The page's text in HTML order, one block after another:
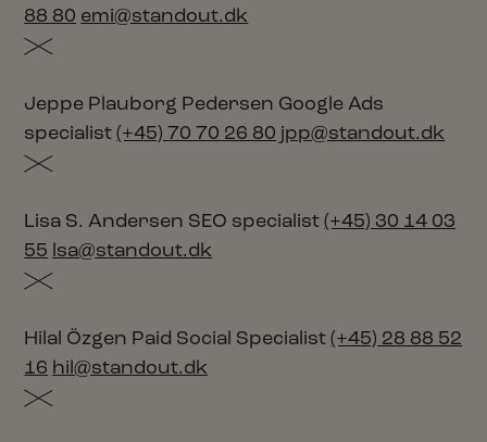
88 80 emi@standout.dk
Jeppe Plauborg Pedersen Google Ads
specialist(+45) 70 70 26 80 jpp@standout.dk
Lisa S. Andersen SEO specialist(+45) 30 14 03
55 lsa@standout.dk
Hilal Özgen Paid Social Specialist(+45) 28 88 52
16 hil@standout.dk